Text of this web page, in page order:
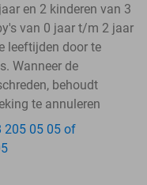
en 2 kinderen van 3
van 0 jaar t/m 2 jaar
leeftijden door te
Wanneer de
behoudt
te annuleren
205 05 05 of